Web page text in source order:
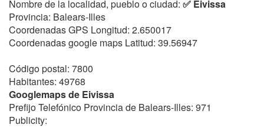
Nombre de la localidad, pueblo o ciudad: ✅ Eivissa
Provincia: Balears-Illes
Coordenadas GPS Longitud: 2.650017
Coordenadas google maps Latitud: 39.56947
Código postal: 7800
Habitantes: 49768
Googlemaps de Eivissa
Prefijo Telefónico Provincia de Balears-Illes: 971
Publicity: